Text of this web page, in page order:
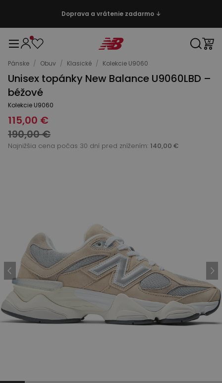
Doprava a vrátenie zadarmo ↓
Pánske / Obuv / Klasické / Kolekcie U9060
Unisex topánky New Balance U9060LBD –
béžové
Kolekcie U9060
115,00 €
190,00 €
Najnižšia cena počas 30 dní pred znížením: 140,00 €